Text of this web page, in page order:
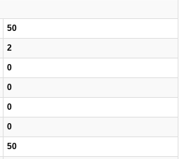
50
2
0
0
0
0
50